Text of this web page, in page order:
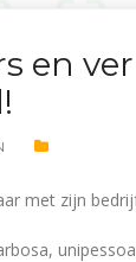
en
met zijn